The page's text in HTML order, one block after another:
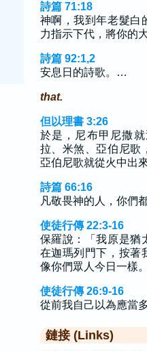
詩篇 71:18
神啊，我到年老髮白
力指示下代，將你的
詩篇 92:1,2
安息日的詩歌。…
that.
但以理書 3:26
於是，尼布甲尼撒
拉、米煞、亞伯尼歌
亞伯尼歌就從火中出來
詩篇 66:16
凡敬畏神的人，你們
使徒行傳 22:3-16
保羅說：「我原是猶
在迦瑪列門下，按著
像你們眾人今日一樣
使徒行傳 26:9-16
從前我自己以為應當
鏈接 (Links)